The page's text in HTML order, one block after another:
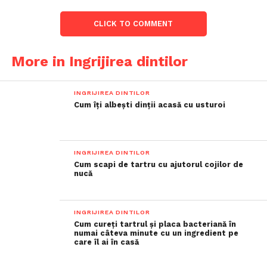
CLICK TO COMMENT
More in Ingrijirea dintilor
INGRIJIREA DINTILOR
Cum îți albești dinții acasă cu usturoi
INGRIJIREA DINTILOR
Cum scapi de tartru cu ajutorul cojilor de
nucă
INGRIJIREA DINTILOR
Cum cureți tartrul și placa bacteriană în
numai câteva minute cu un ingredient pe
care îl ai în casă